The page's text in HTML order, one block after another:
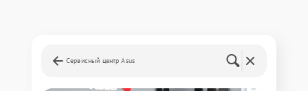
Сервисный центр Asus